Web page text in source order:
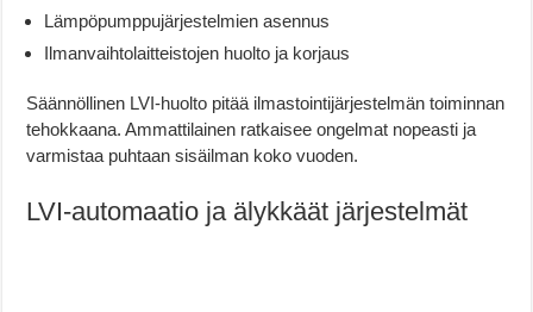
Lämpöpumppujärjestelmien asennus
Ilmanvaihtolaitteistojen huolto ja korjaus
Säännöllinen LVI-huolto pitää ilmastointijärjestelmän toiminnan
tehokkaana. Ammattilainen ratkaisee ongelmat nopeasti ja
varmistaa puhtaan sisäilman koko vuoden.
LVI-automaatio ja älykkäät järjestelmät